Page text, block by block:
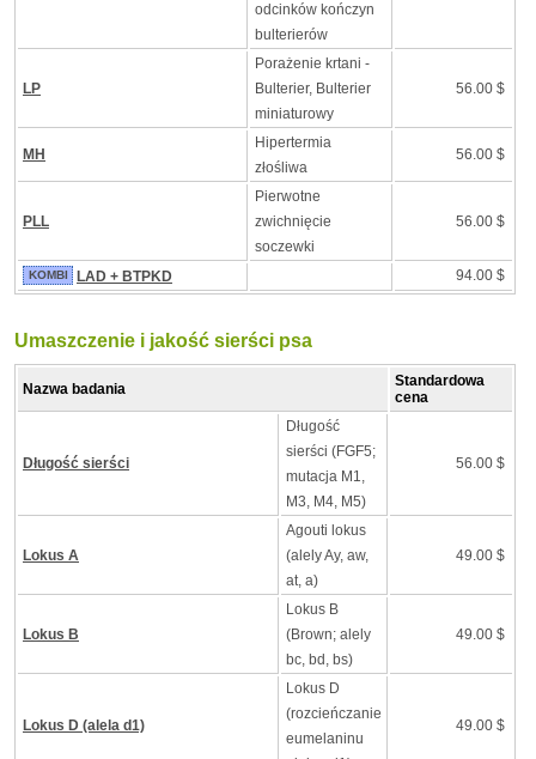
odcinków kończyn
bulterierów
LP
Porażenie krtani -
Bulterier, Bulterier
miniaturowy
56.00 $
MH
Hipertermia
złośliwa
56.00 $
PLL
Pierwotne
zwichnięcie
soczewki
56.00 $
KOMBI LAD + BTPKD 94.00 $
Umaszczenie i jakość sierści psa
Nazwa badania
Standardowa
cena
Długość sierści
Długość
sierści (FGF5;
mutacja M1,
M3, M4, M5)
56.00 $
Lokus A
Agouti lokus
(alely Ay, aw,
at, a)
49.00 $
Lokus B
Lokus B
(Brown; alely
bc, bd, bs)
49.00 $
Lokus D (alela d1)
Lokus D
(rozcieńczanie
eumelaninu
49.00 $